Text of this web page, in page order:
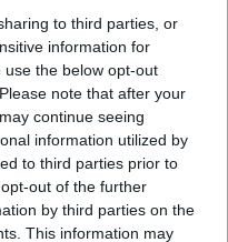
to third parties, or
information for
the below opt-out
note that after your
continue seeing
information utilized by
to third parties prior to
out of the further
by third parties on the
This information may